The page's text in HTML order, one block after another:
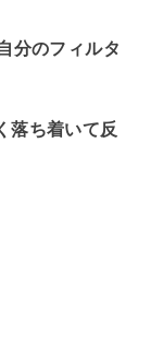
分のフィルタ
落ち着いて反